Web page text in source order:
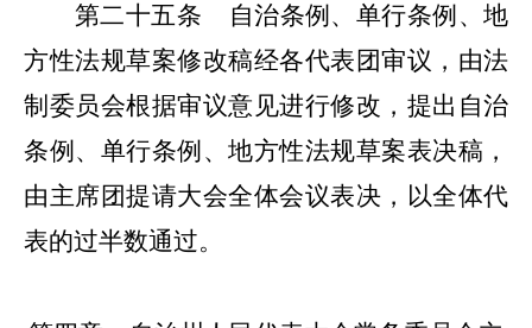
第二十五条
自治条例、单行条例、地
方性法规草案修改稿经各代表团审议，由法
制委员会根据审议意见进行修改，提出自治
条例、单行条例、地方性法规草案表决稿，
由主席团提请大会全体会议表决，以全体代
表的过半数通过。